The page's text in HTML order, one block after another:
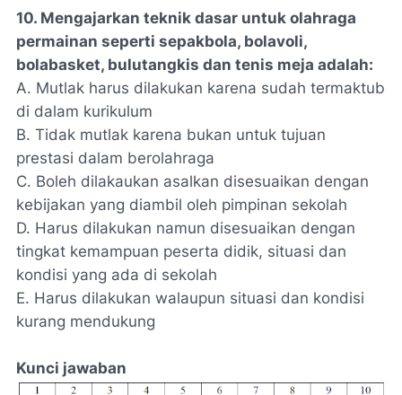
10. Mengajarkan teknik dasar untuk olahraga
permainan seperti sepakbola, bolavoli,
bolabasket, bulutangkis dan tenis meja adalah:
A. Mutlak harus dilakukan karena sudah termaktub
di dalam kurikulum
B. Tidak mutlak karena bukan untuk tujuan
prestasi dalam berolahraga
C. Boleh dilakaukan asalkan disesuaikan dengan
kebijakan yang diambil oleh pimpinan sekolah
D. Harus dilakukan namun disesuaikan dengan
tingkat kemampuan peserta didik, situasi dan
kondisi yang ada di sekolah
E. Harus dilakukan walaupun situasi dan kondisi
kurang mendukung
Kunci jawaban